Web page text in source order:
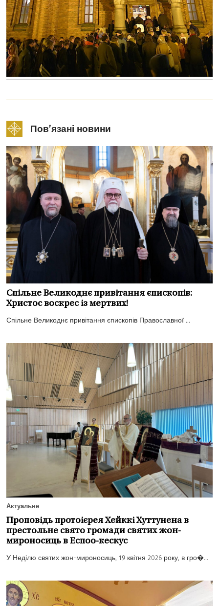
Пов’язані новини
Спільне Великоднє привітання єпископів:
Христос воскрес із мертвих!
Спільне Великоднє привітання єпископів Православної ...
Актуальне
Проповідь протоієрея Хейккі Хуттунена в
престольне свято громади святих жон-
мироносиць в Еспоо-кескус
У Неділю святих жон-мироносиць, 19 квітня 2026 року, в гро�...